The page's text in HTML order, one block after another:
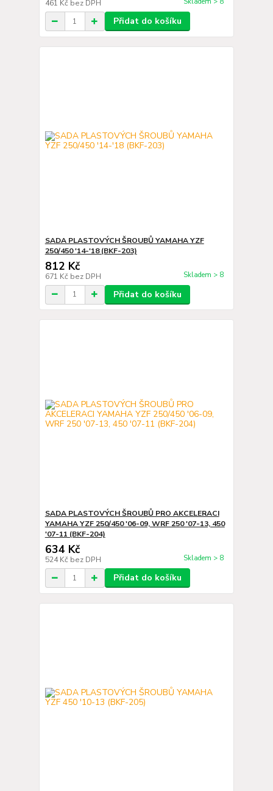
461 Kč bez DPH
Přidat do košíku
SADA PLASTOVÝCH ŠROUBŮ YAMAHA YZF
250/450 '14-'18 (BKF-203)
812 Kč
671 Kč bez DPH Skladem > 8
Přidat do košíku
SADA PLASTOVÝCH ŠROUBŮ PRO AKCELERACI
YAMAHA YZF 250/450 '06-09, WRF 250 '07-13, 450
'07-11 (BKF-204)
634 Kč
524 Kč bez DPH Skladem > 8
Přidat do košíku